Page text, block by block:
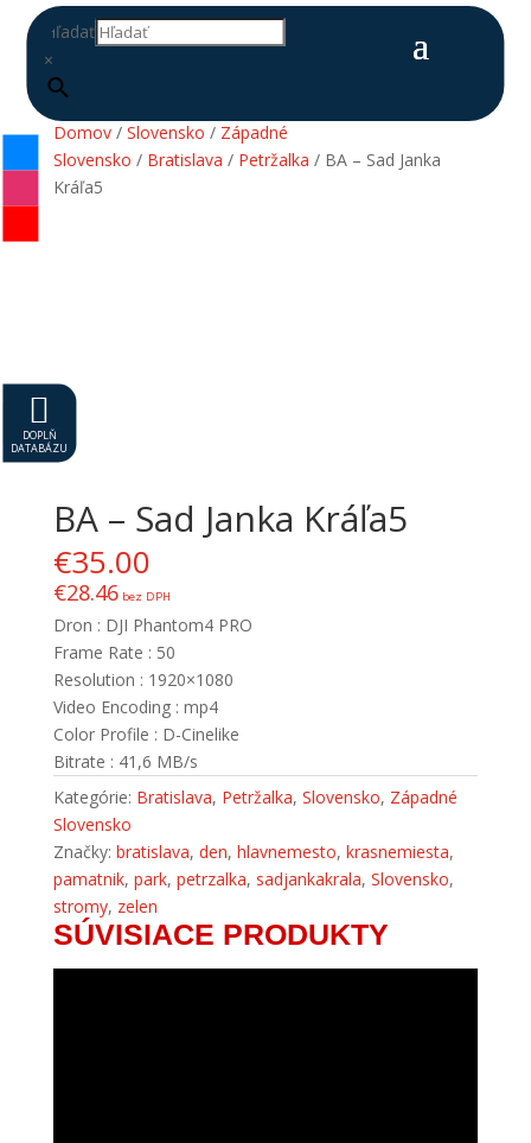
Hľadať
×

DOPLŇ
DATABÁZU
Domov/ Slovensko / Západné
Slovensko / Bratislava / Petržalka / BA – Sad Janka
Kráľa5
BA – Sad Janka Kráľa5
€35.00
€28.46bez DPH
Dron : DJI Phantom4 PRO
Frame Rate : 50
Resolution : 1920×1080
Video Encoding : mp4
Color Profile : D-Cinelike
Bitrate : 41,6 MB/s
Kategórie: Bratislava, Petržalka, Slovensko, Západné
Slovensko
Značky: bratislava, den, hlavnemesto, krasnemiesta,
pamatnik, park, petrzalka, sadjankakrala, Slovensko,
stromy, zelen
SÚVISIACE PRODUKTY